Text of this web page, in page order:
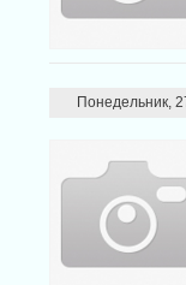
Понедельник,